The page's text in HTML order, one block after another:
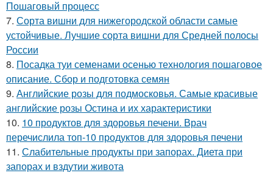
Пошаговый процесс
7. Сорта вишни для нижегородской области самые
устойчивые. Лучшие сорта вишни для Средней полосы
России
8. Посадка туи семенами осенью технология пошаговое
описание. Сбор и подготовка семян
9. Английские розы для подмосковья. Самые красивые
английские розы Остина и их характеристики
10. 10 продуктов для здоровья печени. Врач
перечислила топ-10 продуктов для здоровья печени
11. Слабительные продукты при запорах. Диета при
запорах и вздутии живота